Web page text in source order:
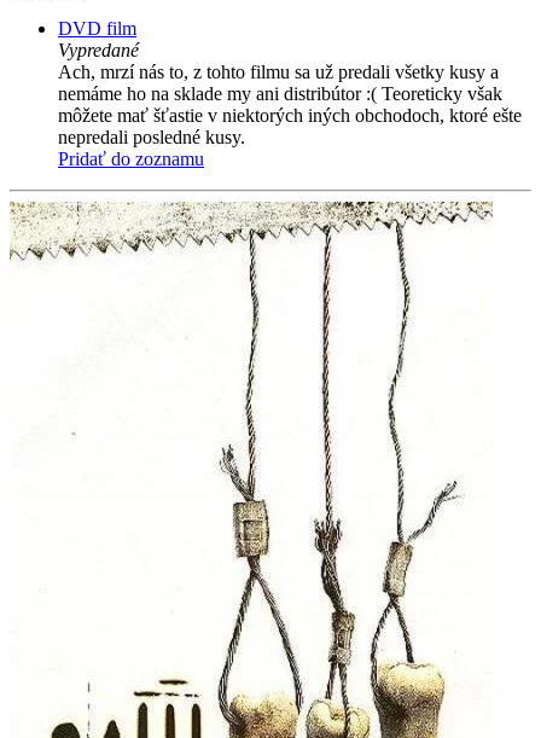
DVD film
Vypredané
Ach, mrzí nás to, z tohto filmu sa už predali všetky kusy a
nemáme ho na sklade my ani distribútor :( Teoreticky však
môžete mať šťastie v niektorých iných obchodoch, ktoré ešte
nepredali posledné kusy.
Pridať do zoznamu